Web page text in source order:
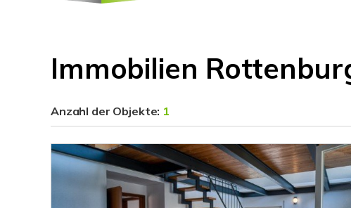
Immobilien
Anzahl der Objekte: 1